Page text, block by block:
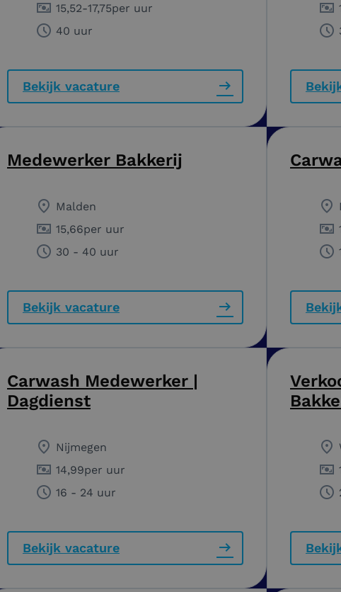
15,52-17,75per uur
40 uur
Bekijk vacature
Medewerker Bakkerij
Malden
15,66per uur
30 - 40 uur
Bekijk vacature
Carwash Medewerker |
Dagdienst
Nijmegen
14,99per uur
16 - 24 uur
Bekijk vacature